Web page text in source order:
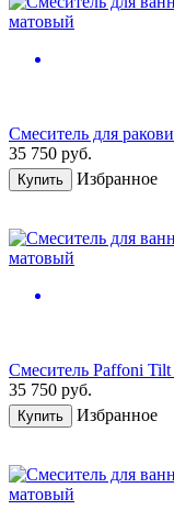
Смеситель для
35 750 руб.
Купить Избранное
Смеситель Paffoni
35 750 руб.
Купить Избранное